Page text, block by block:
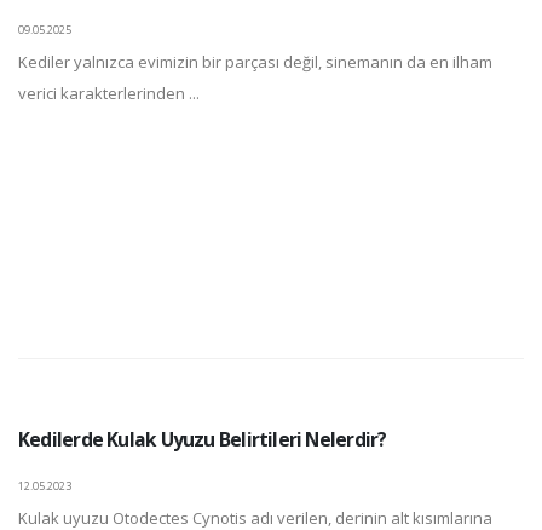
09.05.2025
Kediler yalnızca evimizin bir parçası değil, sinemanın da en ilham
verici karakterlerinden ...
Kedilerde Kulak Uyuzu Belirtileri Nelerdir?
12.05.2023
Kulak uyuzu Otodectes Cynotis adı verilen, derinin alt kısımlarına